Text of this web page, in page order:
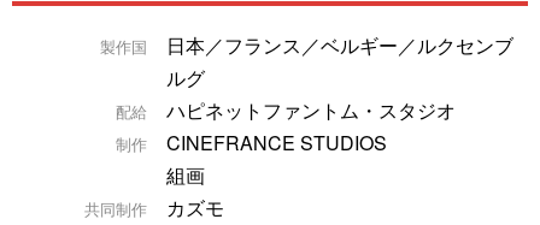
製作国
日本／フランス／ベルギー／ルクセンブ
ルグ
配給 ハピネットファントム・スタジオ
制作
CINEFRANCE STUDIOS
組画
共同制作 カズモ